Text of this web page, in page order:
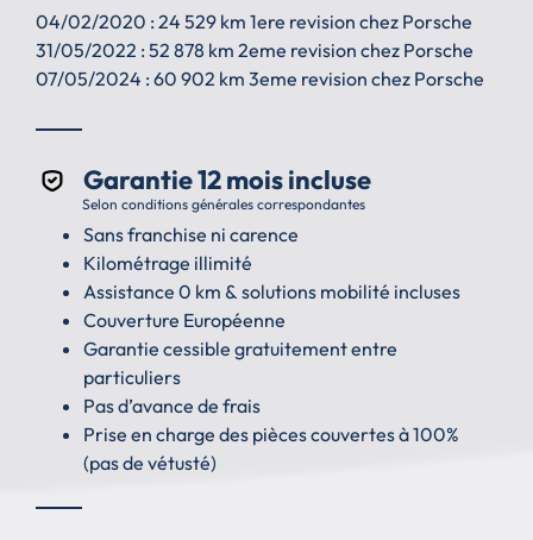
04/02/2020 : 24 529 km 1ere revision chez Porsche
31/05/2022 : 52 878 km 2eme revision chez Porsche
07/05/2024 : 60 902 km 3eme revision chez Porsche
Garantie 12 mois incluse
Selon conditions générales correspondantes
Sans franchise ni carence
Kilométrage illimité
Assistance 0 km & solutions mobilité incluses
Couverture Européenne
Garantie cessible gratuitement entre
particuliers
Pas d’avance de frais
Prise en charge des pièces couvertes à 100%
(pas de vétusté)